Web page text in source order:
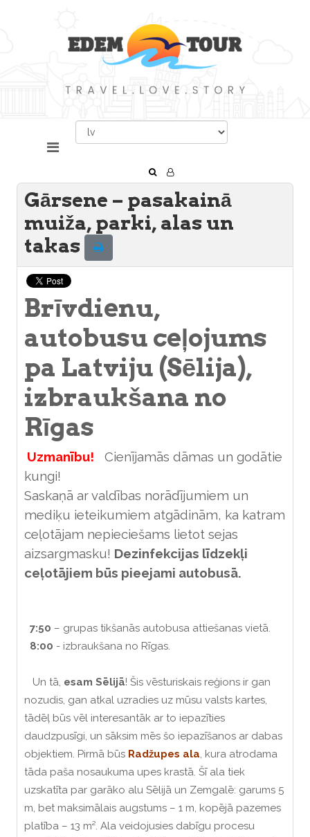
Gārsene – pasakainā
muiža, parki, alas un
takas
Brīvdienu,
autobusu ceļojums
pa Latviju (Sēlija),
izbraukšana no
Rīgas
Uzmanību!
Cienījamās dāmas un godātie
kungi!
Saskaņā ar valdības norādījumiem un
mediķu ieteikumiem atgādinām, ka katram
ceļotājam nepieciešams lietot sejas
aizsargmasku! Dezinfekcijas līdzekļi
ceļotājiem būs pieejami autobusā.
7:50 – grupas tikšanās autobusa attiešanas vietā.
8:00 - izbraukšana no Rīgas.
Un tā, esam Sēlijā! Šis vēsturiskais reģions ir gan
nozudis, gan atkal uzradies uz mūsu valsts kartes,
tādēļ būs vēl interesantāk ar to iepazīties
daudzpusīgi, un sāksim mēs šo iepazīšanos ar dabas
objektiem. Pirmā būs Radžupes ala, kura atrodama
tāda paša nosaukuma upes krastā. Šī ala tiek
uzskatīta par garāko alu Sēlijā un Zemgalē: garums 5
m, bet maksimālais augstums – 1 m, kopējā pazemes
platība – 13 m². Ala veidojusies dabīgu procesu